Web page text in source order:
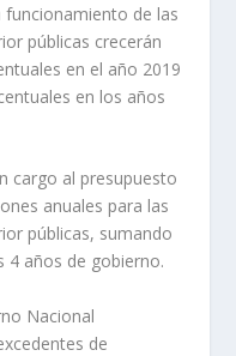
de las
públicas crecerán
en el año 2019
en los años
cargo al presupuesto
anuales para las
públicas, sumando
4 años de gobierno.
Nacional
de